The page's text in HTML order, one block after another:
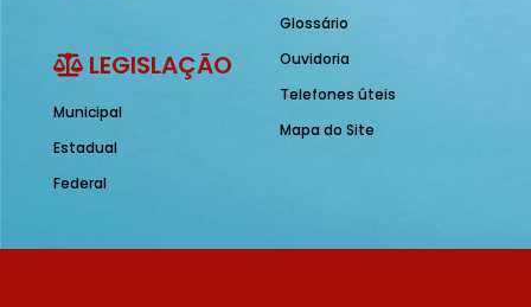
LEGISLAÇÃO
Municipal
Estadual
Federal
Glossário
Ouvidoria
Telefones úteis
Mapa do Site